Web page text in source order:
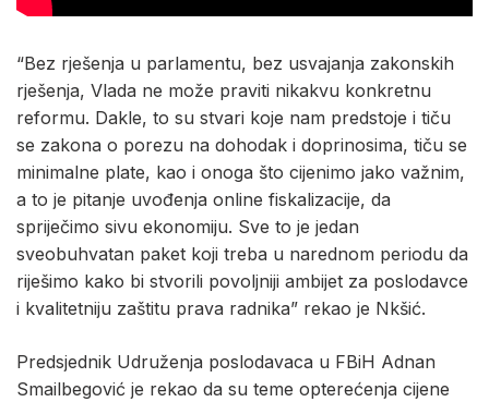
“Bez rješenja u parlamentu, bez usvajanja zakonskih
rješenja, Vlada ne može praviti nikakvu konkretnu
reformu. Dakle, to su stvari koje nam predstoje i tiču
se zakona o porezu na dohodak i doprinosima, tiču se
minimalne plate, kao i onoga što cijenimo jako važnim,
a to je pitanje uvođenja online fiskalizacije, da
spriječimo sivu ekonomiju. Sve to je jedan
sveobuhvatan paket koji treba u narednom periodu da
riješimo kako bi stvorili povoljniji ambijet za poslodavce
i kvalitetniju zaštitu prava radnika” rekao je Nkšić.
Predsjednik Udruženja poslodavaca u FBiH Adnan
Smailbegović je rekao da su teme opterećenja cijene